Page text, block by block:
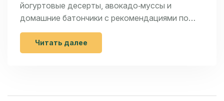
йогуртовые десерты, авокадо‑муссы и
домашние батончики с рекомендациями по
приготовлению.
Читать далее